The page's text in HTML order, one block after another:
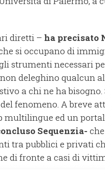
diretti – ha precisato
si occupano di
strumenti necessari
deleghino qualcun
a chi ne ha
fenomeno. A breve
multilingue ed un
Sequenzia-
tra pubblici e privati
di fronte a casi di